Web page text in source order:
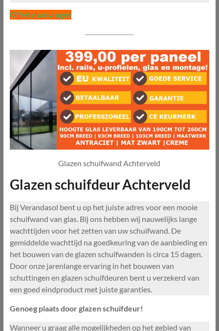
Offerte aanvragen
Glazen schuifwand Achterveld
Glazen schuifdeur Achterveld
Bij Verandasol bent u op het juiste adres voor een mooie
schuifwand van glas. Bij ons hebben wij nauwelijks lange
wachttijden voor het zetten van uw schuifwand. De
gemiddelde wachttijd na goedkeuring van de aanbieding en
het bouwen van de glazen schuifwanden is circa 15 dagen.
Door onze jarenlange ervaring in het bouwen van
schuttingen en glazen schuifdeuren bent u verzekerd van
een goed eindproduct met juiste garanties.
Genoeg plaats door glazen schuifdeur!
Wanneer u graag alle mogelijkheden op het gebied van